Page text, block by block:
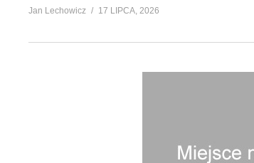
Jan Lechowicz 17 LIPCA, 2026